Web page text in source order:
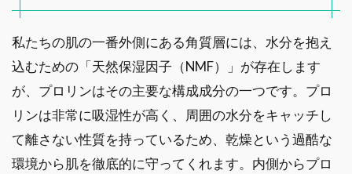
私たちの肌の一番外側にある角質層には、水分を抱え
込むための「天然保湿因子（NMF）」が存在します
が、プロリンはその主要な構成成分の一つです。プロ
リンは非常に吸湿性が高く、周囲の水分をキャッチし
て離さない性質を持っているため、乾燥という過酷な
環境から肌を徹底的に守ってくれます。内側からプロ